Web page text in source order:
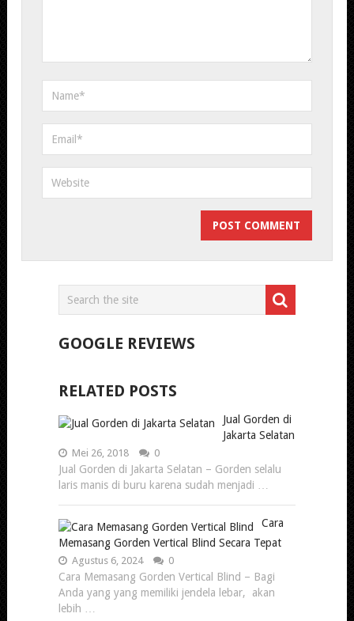
GOOGLE REVIEWS
RELATED POSTS
Jual Gorden di
Jakarta Selatan
Mei 26, 2018 0
Jual Gorden di Jakarta Selatan – Gorden selalu
laris manis di buru karena sudah menjadi …
Cara
Memasang Gorden Vertical Blind Secara Tepat
Agustus 6, 2024 0
Cara Memasang Gorden Vertical Blind – Bagi
Anda yang yang memiliki jendela lebar, akan
lebih …